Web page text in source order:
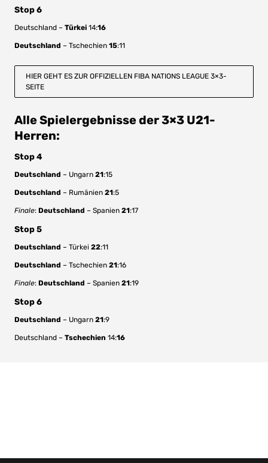
Stop 6
Deutschland – Türkei 14:16
Deutschland – Tschechien 15:11
HIER GEHT ES ZUR OFFIZIELLEN FIBA NATIONS LEAGUE 3×3-
SEITE
Alle Spielergebnisse der 3×3 U21-
Herren:
Stop 4
Deutschland – Ungarn 21:15
Deutschland – Rumänien 21:5
Finale: Deutschland – Spanien 21:17
Stop 5
Deutschland – Türkei 22:11
Deutschland – Tschechien 21:16
Finale: Deutschland – Spanien 21:19
Stop 6
Deutschland – Ungarn 21:9
Deutschland – Tschechien 14:16